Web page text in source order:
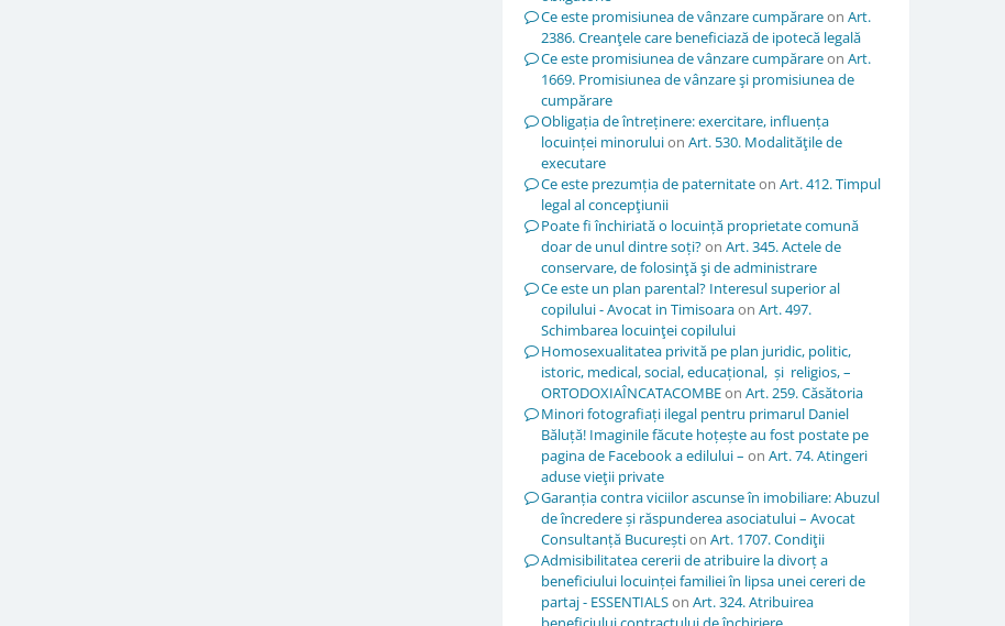
Ce este promisiunea de vânzare cumpărareon Art.
2386. Creanţele care beneficiază de ipotecă legală
Ce este promisiunea de vânzare cumpărareon Art.
1669. Promisiunea de vânzare şi promisiunea de
cumpărare
Obligația de întreținere: exercitare, influența
locuinței minoruluion Art. 530. Modalităţile de
executare
Ce este prezumția de paternitateon Art. 412. Timpul
legal al concepţiunii
Poate fi închiriată o locuință proprietate comună
doar de unul dintre soți?on Art. 345. Actele de
conservare, de folosinţă şi de administrare
Ce este un plan parental? Interesul superior al
copilului - Avocat in Timisoaraon Art. 497.
Schimbarea locuinţei copilului
Homosexualitatea privită pe plan juridic, politic,
istoric, medical, social, educațional, și religios, –
ORTODOXIAÎNCATACOMBEon Art. 259. Căsătoria
Minori fotografiați ilegal pentru primarul Daniel
Băluță! Imaginile făcute hoțește au fost postate pe
pagina de Facebook a edilului – on Art. 74. Atingeri
aduse vieţii private
Garanția contra viciilor ascunse în imobiliare: Abuzul
de încredere și răspunderea asociatului – Avocat
Consultanță Bucureștion Art. 1707. Condiţii
Admisibilitatea cererii de atribuire la divorț a
beneficiului locuinței familiei în lipsa unei cereri de
partaj - ESSENTIALSon Art. 324. Atribuirea